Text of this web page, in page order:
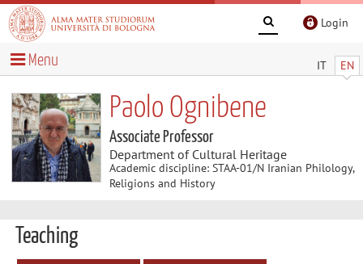
Login
IT EN
Menu
Paolo Ognibene
Associate Professor
Department of Cultural Heritage
Academic discipline: STAA-01/N Iranian Philology,
Religions and History
Teaching